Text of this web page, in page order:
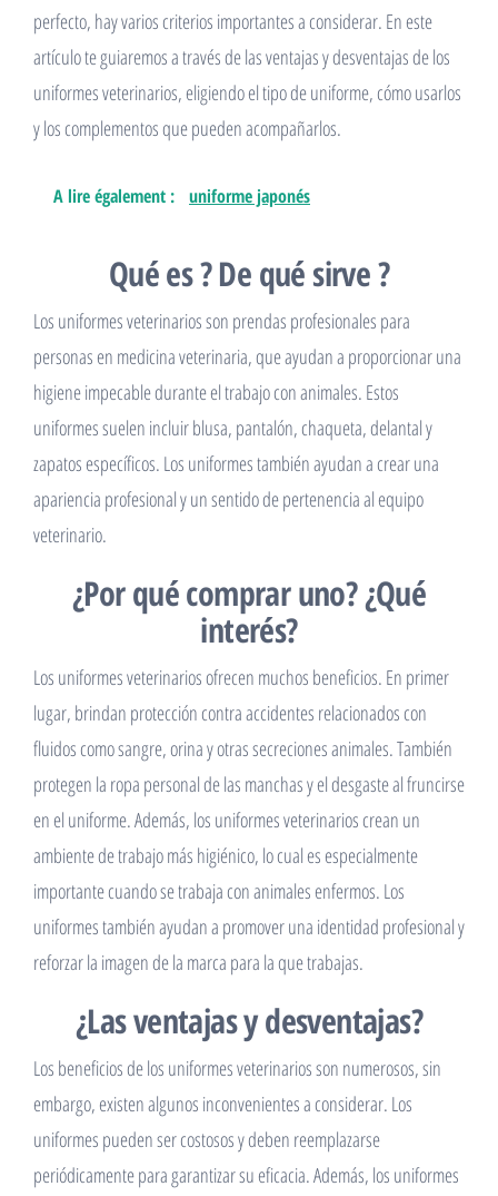
perfecto, hay varios criterios importantes a considerar. En este
artículo te guiaremos a través de las ventajas y desventajas de los
uniformes veterinarios, eligiendo el tipo de uniforme, cómo usarlos
y los complementos que pueden acompañarlos.
A lire également : uniforme japonés
Qué es ? De qué sirve ?
Los uniformes veterinarios son prendas profesionales para
personas en medicina veterinaria, que ayudan a proporcionar una
higiene impecable durante el trabajo con animales. Estos
uniformes suelen incluir blusa, pantalón, chaqueta, delantal y
zapatos específicos. Los uniformes también ayudan a crear una
apariencia profesional y un sentido de pertenencia al equipo
veterinario.
¿Por qué comprar uno? ¿Qué
interés?
Los uniformes veterinarios ofrecen muchos beneficios. En primer
lugar, brindan protección contra accidentes relacionados con
fluidos como sangre, orina y otras secreciones animales. También
protegen la ropa personal de las manchas y el desgaste al fruncirse
en el uniforme. Además, los uniformes veterinarios crean un
ambiente de trabajo más higiénico, lo cual es especialmente
importante cuando se trabaja con animales enfermos. Los
uniformes también ayudan a promover una identidad profesional y
reforzar la imagen de la marca para la que trabajas.
¿Las ventajas y desventajas?
Los beneficios de los uniformes veterinarios son numerosos, sin
embargo, existen algunos inconvenientes a considerar. Los
uniformes pueden ser costosos y deben reemplazarse
periódicamente para garantizar su eficacia. Además, los uniformes